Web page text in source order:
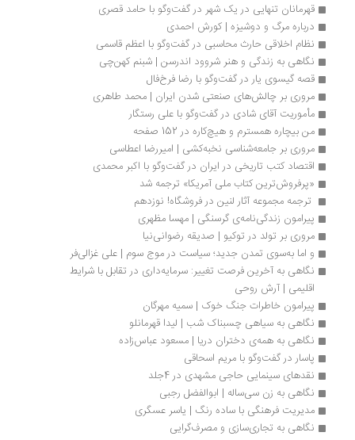
قهرمانان تنهایی در یک شهر در گفت‌وگو با حامد قصری
درباره مرگ و دوشیزه | کورش احمدی
نظام اخلاقی حارث محاسبی در گفت‌و‌گو با اعظم قاسمی
نگاهی به زندگی و هنر شروود اندرسن | شبنم کهن‌چی
قصه گیسوی یار در گفت‌وگو با رضا فرخ‌فال
مروری بر چالش‌های صنعتی شدن ایران | محمد طاهری
مأموریت آقای شادی در گفت‌وگو با علی رستگار
من بیچاره همسترم و هیچ‌کاره در 152 صفحه
مروری بر جامعه‌شناسی نخبه‌کشی | امیررضا اعطاسی
اقتصاد کتب تاریخی در ایران در گفت‌وگو با اکبر محمدی
«پرفروش‌ترین کتاب ملی آمریکا» ترجمه شد
ترجمه مجموعه آثار لنین در فروشگاه! نوزدهم
پیرامون زندگی‌نامه‌ی گرسنگی | مهسا مظهری
مروری بر تولد در توکیو | صدیقه رضوانی‌نیا
و اما به‌سوی تمدن جدید؛ سیاست در موج سوم | علی غزالی‌فر
اقلیمی | آرش روحی
پیرامون خاطرات جنگ خوک | سمیه مهرگان
نگاهی به سیاهی چسبناک شب | لیدا قهرمانلو
نگاهی به همه‌ی دختران دریا | مسعود عباس‌زاده
پاسار در گفت‌وگو با مریم اسحاقی
نقدهای سینمایی حاجی مشهدی در 4جلد
نگاهی به زن سی‌ساله | ابوالفضل رجبی
مدیریت فرهنگی با ساده رنگ | یاسر عسگری
نگاهی به تجاری‌سازی و مصرف‌گرایی